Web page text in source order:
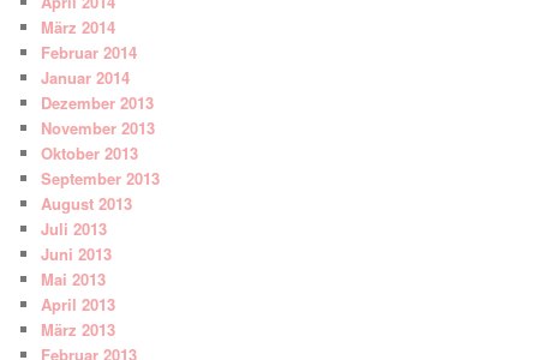
März 2014
Februar 2014
Januar 2014
Dezember 2013
November 2013
Oktober 2013
September 2013
August 2013
Juli 2013
Juni 2013
Mai 2013
April 2013
März 2013
Februar 2013